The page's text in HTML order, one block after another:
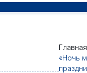
Главная
«Ночь